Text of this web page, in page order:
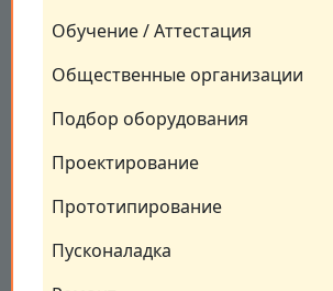
Обучение / Аттестация
Общественные организации
Подбор оборудования
Проектирование
Прототипирование
Пусконаладка